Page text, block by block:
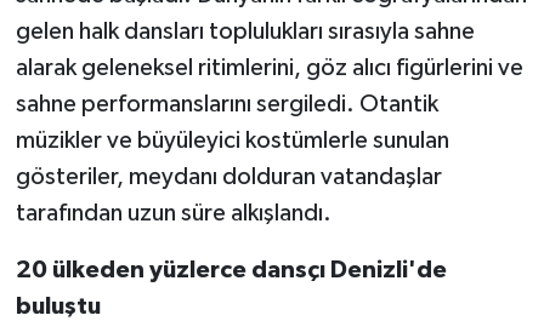
gelen halk dansları toplulukları sırasıyla sahne
alarak geleneksel ritimlerini, göz alıcı figürlerini ve
sahne performanslarını sergiledi. Otantik
müzikler ve büyüleyici kostümlerle sunulan
gösteriler, meydanı dolduran vatandaşlar
tarafından uzun süre alkışlandı.
20 ülkeden yüzlerce dansçı Denizli'de
buluştu